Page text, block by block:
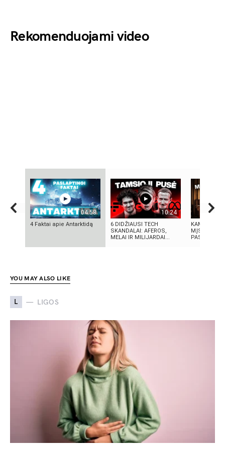
Rekomenduojami video
04:58
4 Faktai apie Antarktidą
10:24
6 DIDŽIAUSI TECH
SKANDALAI: AFEROS,
MELAI IR MILIJARDAI...
MĮSLINGA
PASLAPTIS
YOU MAY ALSO LIKE
L LIGOS